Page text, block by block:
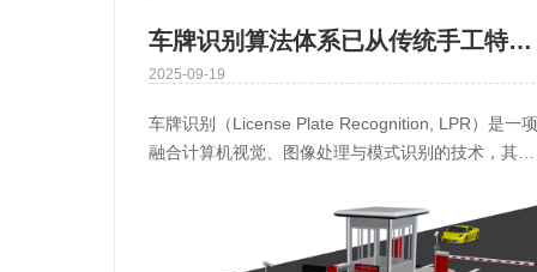
车牌识别算法体系已从传统手工特征方法演进到深度学习主导的端到端方法
2025-09-19
车牌识别（License Plate Recognition, LPR）是一项
融合计算机视觉、图像处理与模式识别的技术，其核